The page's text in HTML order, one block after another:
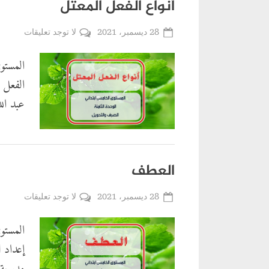
فيديوهات
تعليمية
أنواع الفعل المعتل
Posted
28 ديسمبر، 2021
زربوحي
لا توجد تعليقات
الفعل
عبد
,
تعليمية
العطف
Posted
28 ديسمبر، 2021
زربوحي
لا توجد تعليقات